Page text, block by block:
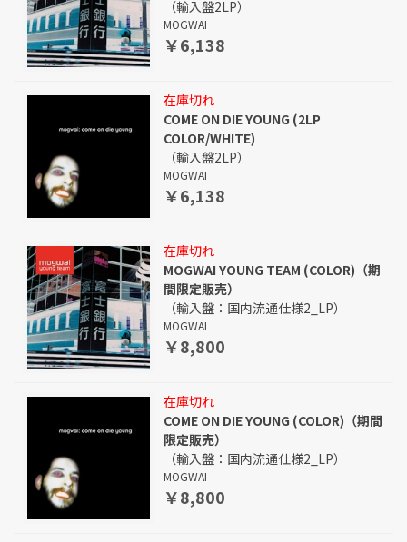
（輸入盤2LP）
MOGWAI
￥6,138
在庫切れ
COME ON DIE YOUNG (2LP
COLOR/WHITE)
（輸入盤2LP）
MOGWAI
￥6,138
在庫切れ
MOGWAI YOUNG TEAM (COLOR)（期
間限定販売）
（輸入盤：国内流通仕様2_LP）
MOGWAI
￥8,800
在庫切れ
COME ON DIE YOUNG (COLOR)（期間
限定販売）
（輸入盤：国内流通仕様2_LP）
MOGWAI
￥8,800